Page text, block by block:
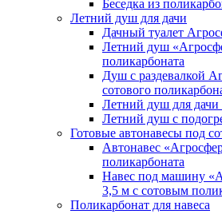
Беседка из
Летний душ для дачи
Дачный туалет
Летний душ
поликарбоната
Душ с раздевалкой
сотового
Летний душ для дачи
Летний душ с
Готовые автонавесы под
Автонавес
поликарбоната
Навес под машину
3,5 м с сотовым
Поликарбонат для навеса